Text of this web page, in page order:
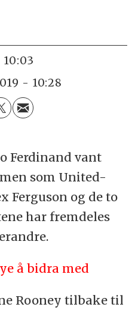
10:03
- 10:28
Ferdinand vant
som United-
Ferguson og de to
har fremdeles
å bidra med
Rooney tilbake til